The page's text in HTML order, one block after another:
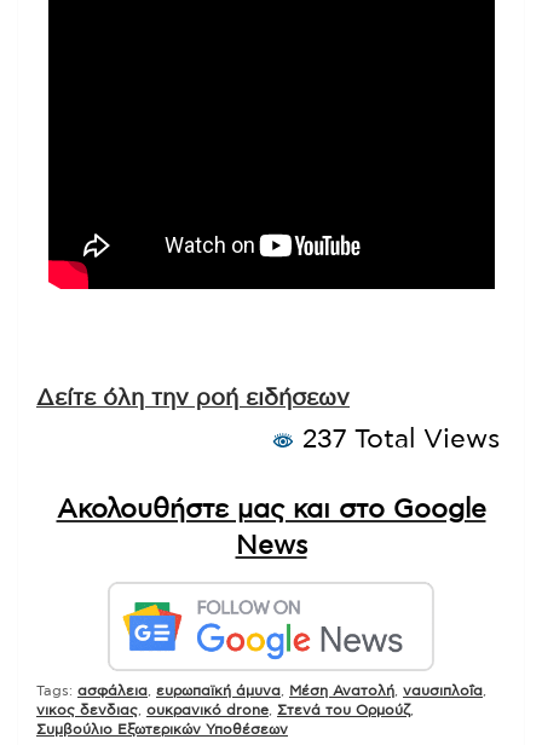
Δείτε όλη την ροή ειδήσεων
237 Total Views
Ακολουθήστε μας και στο Google
News
Tags: ασφάλεια ευρωπαϊκή άμυνα Μέση Ανατολή ναυσιπλοΐα
νικος δενδιας ουκρανικό drone Στενά του Ορμούζ,
Συμβούλιο Εξωτερικών Υποθέσεων